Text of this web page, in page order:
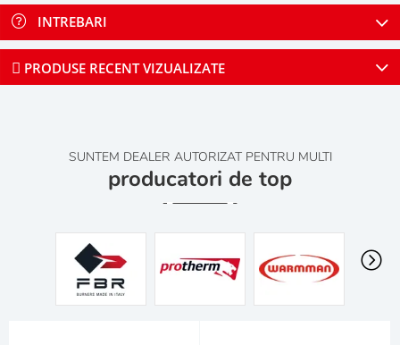
INTREBARI
PRODUSE RECENT VIZUALIZATE
SUNTEM DEALER AUTORIZAT PENTRU MULTI
producatori de top